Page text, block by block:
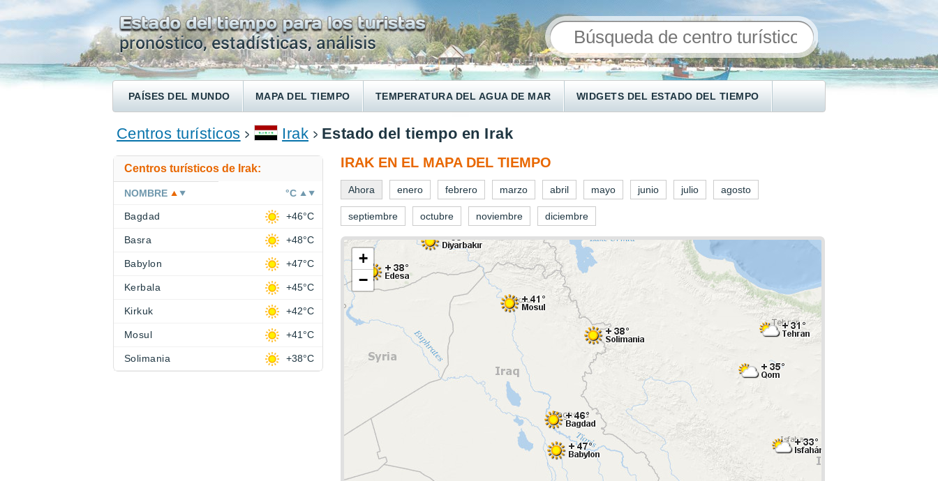
PAÍSES DEL MUNDO MAPA DEL TIEMPO TEMPERATURA DEL AGUA DE MAR WIDGETS DEL ESTADO DEL TIEMPO
ENCONTRAR UN HOTEL
Centros turísticos Irak Estado del tiempo en Irak
IRAK EN EL MAPA DEL TIEMPO
Ahora enero febrero marzo abril mayo junio julio agosto
septiembre octubre noviembre diciembre
+
−
Centros turísticos de Irak:
NOMBRE °C
Bagdad +46°C
Basra +48°C
Babylon +47°C
Kerbala +45°C
Kirkuk +42°C
Mosul +41°C
Solimania +38°C